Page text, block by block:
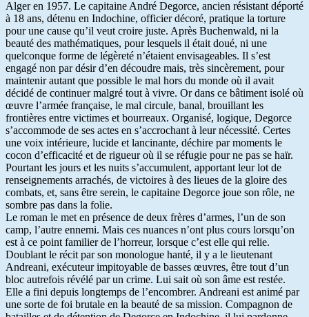
Alger en 1957. Le capitaine André Degorce, ancien résistant déporté
à 18 ans, détenu en Indochine, officier décoré, pratique la torture
pour une cause qu’il veut croire juste. Après Buchenwald, ni la
beauté des mathématiques, pour lesquels il était doué, ni une
quelconque forme de légèreté n’étaient envisageables. Il s’est
engagé non par désir d’en découdre mais, très sincèrement, pour
maintenir autant que possible le mal hors du monde où il avait
décidé de continuer malgré tout à vivre. Or dans ce bâtiment isolé où
œuvre l’armée française, le mal circule, banal, brouillant les
frontières entre victimes et bourreaux. Organisé, logique, Degorce
s’accommode de ses actes en s’accrochant à leur nécessité. Certes
une voix intérieure, lucide et lancinante, déchire par moments le
cocon d’efficacité et de rigueur où il se réfugie pour ne pas se haïr.
Pourtant les jours et les nuits s’accumulent, apportant leur lot de
renseignements arrachés, de victoires à des lieues de la gloire des
combats, et, sans être serein, le capitaine Degorce joue son rôle, ne
sombre pas dans la folie.
Le roman le met en présence de deux frères d’armes, l’un de son
camp, l’autre ennemi. Mais ces nuances n’ont plus cours lorsqu’on
est à ce point familier de l’horreur, lorsque c’est elle qui relie.
Doublant le récit par son monologue hanté, il y a le lieutenant
Andreani, exécuteur impitoyable de basses œuvres, être tout d’un
bloc autrefois révélé par un crime. Lui sait où son âme est restée.
Elle a fini depuis longtemps de l’encombrer. Andreani est animé par
une sorte de foi brutale en la beauté de sa mission. Compagnon de